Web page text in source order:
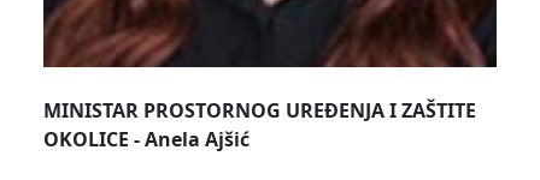
MINISTAR PROSTORNOG UREĐENJA I ZAŠTITE
OKOLICE - Anela Ajšić